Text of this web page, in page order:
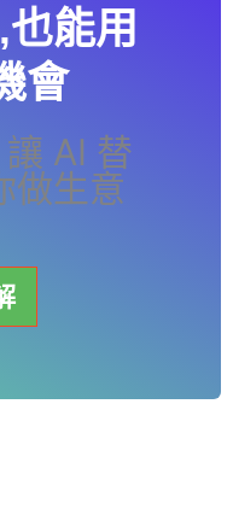
能用
會
AI 替
做生意